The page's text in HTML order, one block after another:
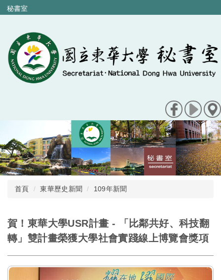
跳
到
內
容
區
秘書室
首頁 東華歷史新聞 109年新聞
賀！東華大學USR計畫 - 「比鄰共好、科技翻
轉」雙計畫榮獲大學社會實踐線上博覽會獎項